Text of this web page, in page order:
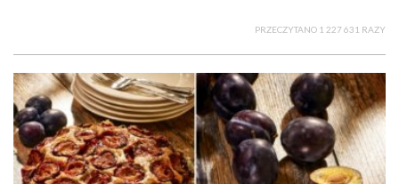
PRZECZYTANO 1 227 631 RAZY